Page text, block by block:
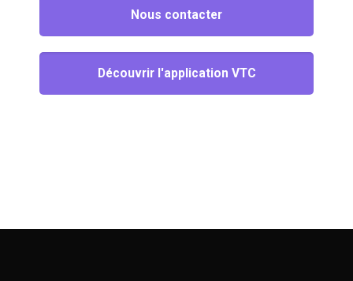
Nous contacter
Découvrir l'application VTC